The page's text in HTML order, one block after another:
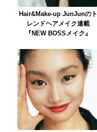
Hair&Make-up JunJunのト
レンドヘアメイク連載
『NEW BOSSメイク』